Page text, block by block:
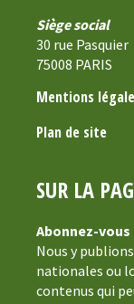
Siège social
30 rue Pasquier
75008 PARIS
Mentions
Plan de site
SUR LA
Abonnez-
Nous y
nationales ou
contenus qui